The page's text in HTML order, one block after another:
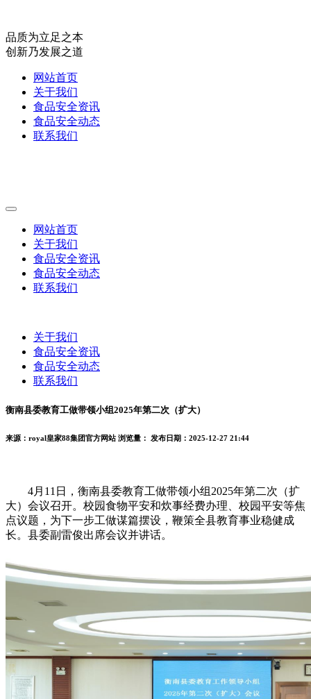
品质为立足之本
创新乃发展之道
网站首页
关于我们
食品安全资讯
食品安全动态
联系我们
网站首页
关于我们
食品安全资讯
食品安全动态
联系我们
关于我们
食品安全资讯
食品安全动态
联系我们
衡南县委教育工做带领小组2025年第二次（扩大）
来源：royal皇家88集团官方网站 浏览量： 发布日期：2025-12-27 21:44
4月11日，衡南县委教育工做带领小组2025年第二次（扩
大）会议召开。校园食物平安和炊事经费办理、校园平安等焦
点议题，为下一步工做谋篇摆设，鞭策全县教育事业稳健成
长。县委副雷俊出席会议并讲话。